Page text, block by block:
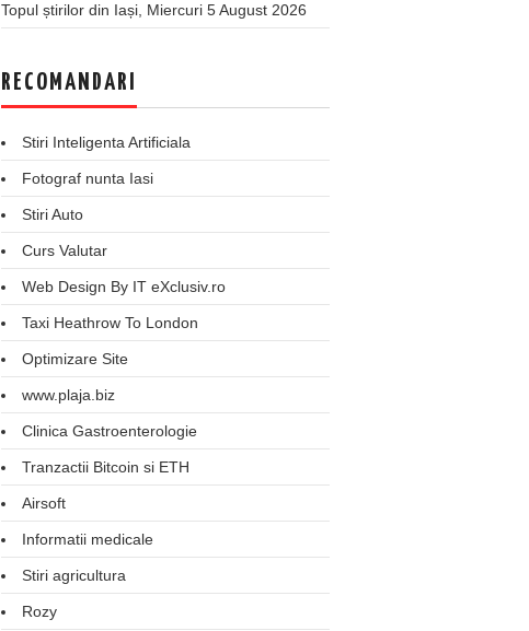
Topul știrilor din Iași, Miercuri 5 August 2026
RECOMANDARI
Stiri Inteligenta Artificiala
Fotograf nunta Iasi
Stiri Auto
Curs Valutar
Web Design By IT eXclusiv.ro
Taxi Heathrow To London
Optimizare Site
www.plaja.biz
Clinica Gastroenterologie
Tranzactii Bitcoin si ETH
Airsoft
Informatii medicale
Stiri agricultura
Rozy